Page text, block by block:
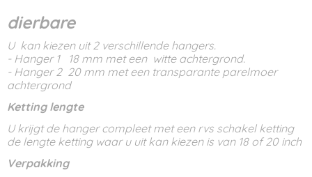
dierbare
U kan kiezen uit 2 verschillende hangers.
- Hanger 1 18 mm met een witte achtergrond.
- Hanger 2 20 mm met een transparante parelmoer
achtergrond
Ketting lengte
U krijgt de hanger compleet met een rvs schakel ketting
de lengte ketting waar u uit kan kiezen is van 18 of 20 inch
Verpakking